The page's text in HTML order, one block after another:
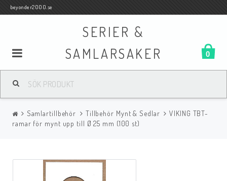
beyonder2000.se
SERIER &
SAMLARSAKER
0
Samlar- och Spelkort
Serier
Böcker
Samlartillbehör Tillbehör Mynt & Sedlar
VIKING TBT-
ramar för mynt upp till Ø 25 mm (100 st)